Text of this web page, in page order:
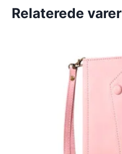
Relaterede varer